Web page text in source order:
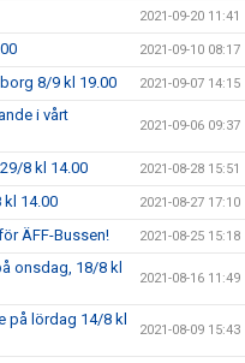
2021-09-20 11:41
2021-09-10 08:17
8/9 kl 19.00 2021-09-07 14:15
i vårt
2021-09-06 09:37
8 kl 14.00 2021-08-28 15:51
kl 14.00 2021-08-27 17:10
ÄFF-Bussen! 2021-08-25 15:18
onsdag, 18/8 kl
2021-08-16 11:49
på lördag 14/8 kl
2021-08-09 15:43